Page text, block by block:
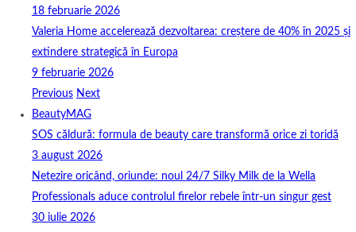
18 februarie 2026
Valeria Home accelerează dezvoltarea: creștere de 40% în 2025 și
extindere strategică în Europa
9 februarie 2026
Previous Next
BeautyMAG
SOS căldură: formula de beauty care transformă orice zi toridă
3 august 2026
Netezire oricând, oriunde: noul 24/7 Silky Milk de la Wella
Professionals aduce controlul firelor rebele într-un singur gest
30 iulie 2026